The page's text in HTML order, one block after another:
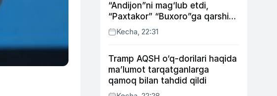
“Andijon”ni mag‘lub etdi,
“Paxtakor” “Buxoro”ga qarshi
bahsda g‘alabani qo‘ldan
chiqardi
Kecha, 22:31
Tramp AQSH o‘q-dorilari haqida
ma’lumot tarqatganlarga
qamoq bilan tahdid qildi